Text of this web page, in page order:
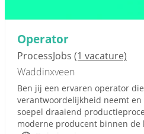
Operator
ProcessJobs (1 vacature)
Waddinxveen
Ben jij een ervaren operator
verantwoordelijkheid neemt
soepel draaiend
moderne producent binnen de